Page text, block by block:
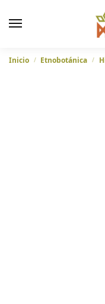
Inicio / Etnobotánica /